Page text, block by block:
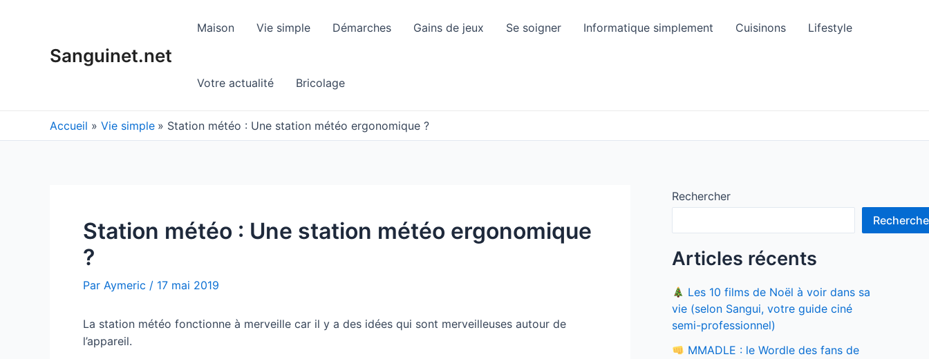
Sanguinet.net
Maison Vie simple Démarches Gains de jeux Se soigner Informatique simplement Cuisinons Lifestyle
Votre actualité Bricolage
Accueil Vie simple Station météo : Une station météo ergonomique ?
Station météo : Une station météo ergonomique
?
Par Aymeric / 17 mai 2019
La station météo fonctionne à merveille car il y a des idées qui sont merveilleuses autour de
l’appareil.
Rechercher
Articles récents
Les 10 films de Noël à voir dans sa
vie (selon Sangui, votre guide ciné
semi-professionnel)
MMADLE : le Wordle des fans de